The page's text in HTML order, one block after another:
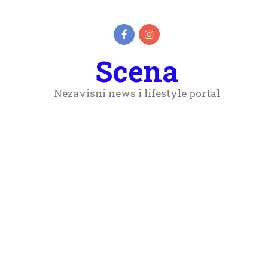
Scena
Nezavisni news i lifestyle portal